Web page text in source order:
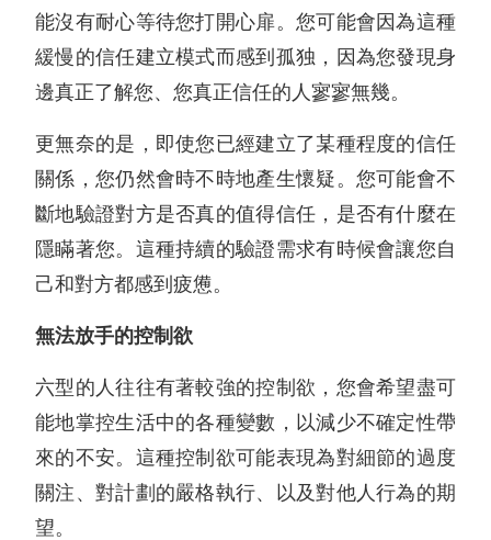
能沒有耐心等待您打開心扉。您可能會因為這種
緩慢的信任建立模式而感到孤独，因為您發現身
邊真正了解您、您真正信任的人寥寥無幾。
更無奈的是，即使您已經建立了某種程度的信任
關係，您仍然會時不時地產生懷疑。您可能會不
斷地驗證對方是否真的值得信任，是否有什麼在
隱瞞著您。這種持續的驗證需求有時候會讓您自
己和對方都感到疲憊。
無法放手的控制欲
六型的人往往有著較強的控制欲，您會希望盡可
能地掌控生活中的各種變數，以減少不確定性帶
來的不安。這種控制欲可能表現為對細節的過度
關注、對計劃的嚴格執行、以及對他人行為的期
望。